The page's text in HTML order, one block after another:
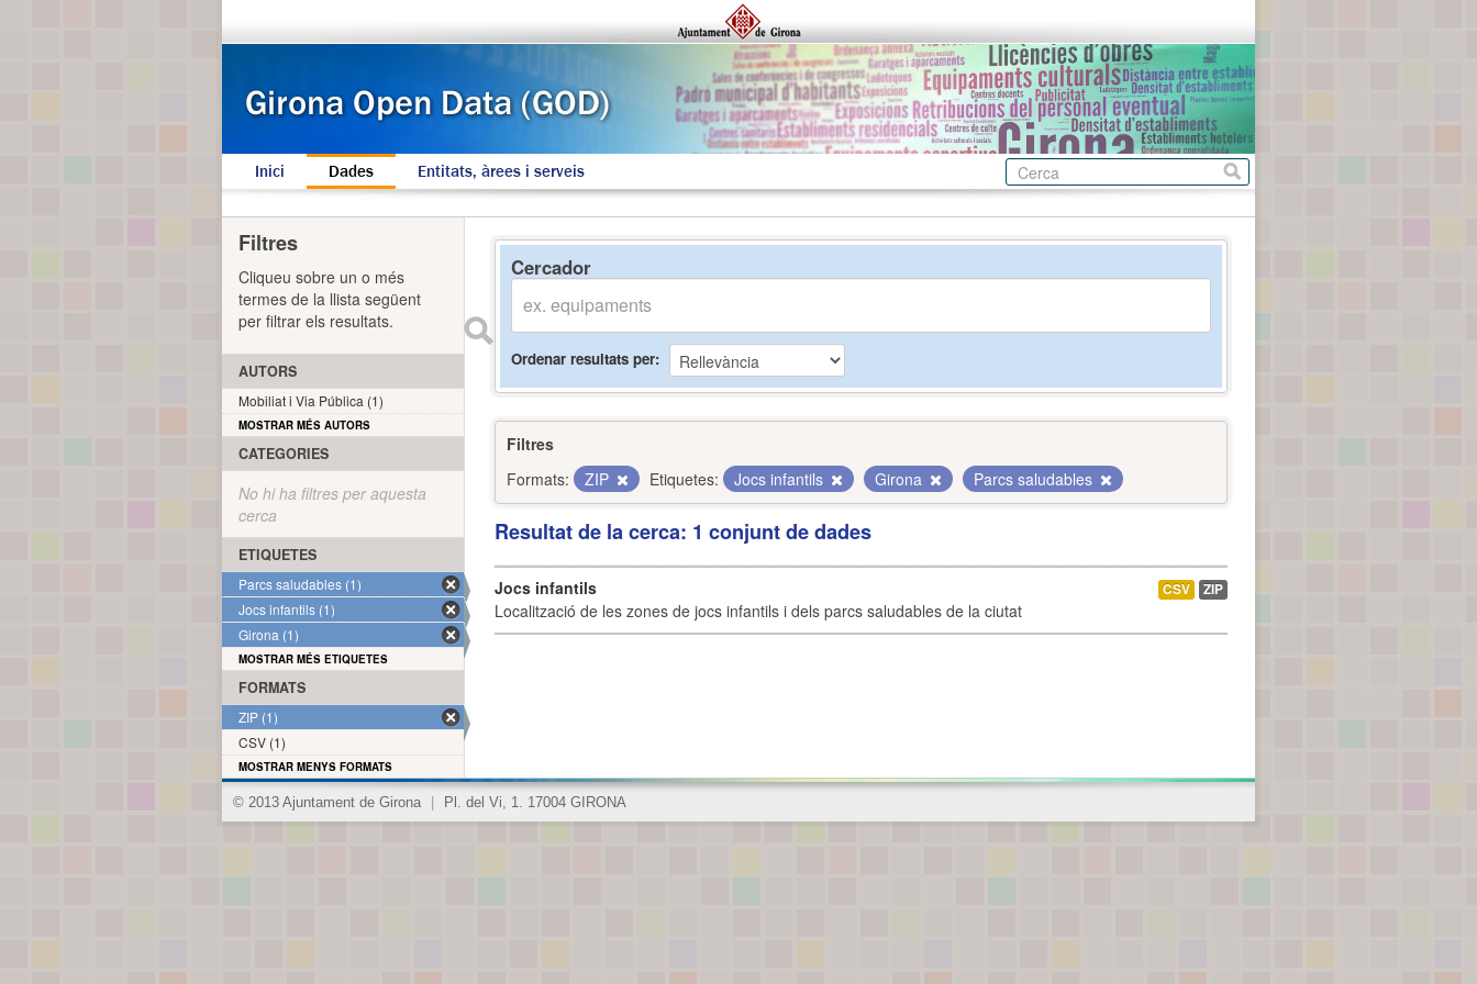
Inici Dades Entitats, àrees i serveis
Cercador
Ordenar resultats per
Filtres
Formats:
ZIP Etiquetes: Jocs infantils Girona Parcs saludables
Resultat de la cerca: 1 conjunt de dades
Jocs infantils
Localització de les zones de jocs infantils i dels parcs saludables de la ciutat
CSV ZIP
Filtres
Cliqueu sobre un o més
termes de la llista següent
per filtrar els resultats.
AUTORS
Mobiliat i Via Pública (1)
MOSTRAR MÉS AUTORS
CATEGORIES
No hi ha filtres per aquesta
cerca
ETIQUETES
Parcs saludables (1)
Jocs infantils (1)
Girona (1)
MOSTRAR MÉS ETIQUETES
FORMATS
ZIP (1)
CSV (1)
MOSTRAR MENYS FORMATS
© 2013 Ajuntament de Girona Pl. del Vi, 1. 17004 GIRONA